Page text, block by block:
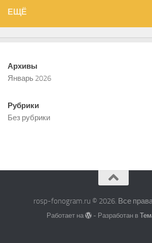
ЕЩЁ
Архивы
Январь 2026
Рубрики
Без рубрики
rosp-fonogram.ru © 2026. Все
Работает на - Разработан в